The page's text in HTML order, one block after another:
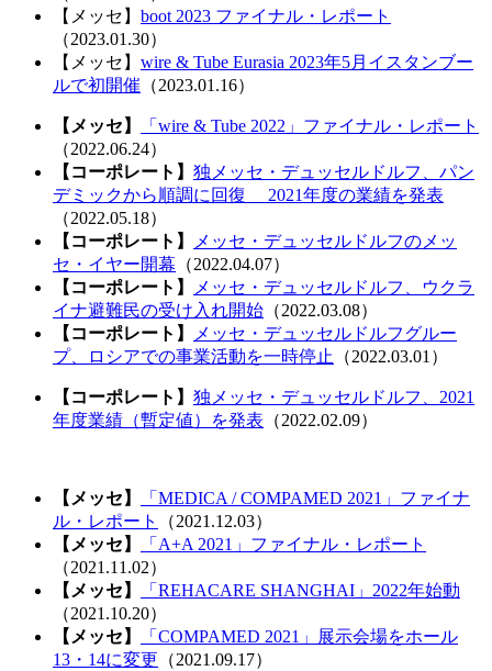
【メッセ】 boot 2023 ファイナル・レポート
（2023.01.30）
【メッセ】 wire & Tube Eurasia 2023年5月イスタンブー
ルで初開催 （2023.01.16）
【メッセ】
「wire & Tube 2022」ファイナル・レポート
（2022.06.24）
【コーポレート】 独メッセ・デュッセルドルフ、パン
デミックから順調に回復 2021年度の業績を発表
（2022.05.18）
【コーポレート】
メッセ・デュッセルドルフのメッ
セ・イヤー開幕 （2022.04.07）
【コーポレート】
メッセ・デュッセルドルフ、ウクラ
イナ避難民の受け入れ開始 （2022.03.08）
【コーポレート】
メッセ・デュッセルドルフグルー
プ、ロシアでの事業活動を一時停止
（2022.03.01）
【コーポレート】 独メッセ・デュッセルドルフ、2021
年度業績（暫定値）を発表 （2022.02.09）
【メッセ】
「MEDICA / COMPAMED 2021」ファイナ
ル・レポート
（2021.12.03）
【メッセ】
「A+A 2021」ファイナル・レポート
（2021.11.02）
【メッセ】
「REHACARE SHANGHAI」2022年始動
（2021.10.20）
【メッセ】
「COMPAMED 2021」展示会場をホール
13・14に変更 （2021.09.17）